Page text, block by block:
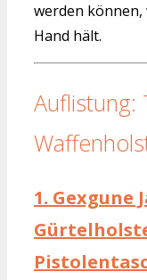
werden
Hand hält.
Auflistung:
1. Gexgune